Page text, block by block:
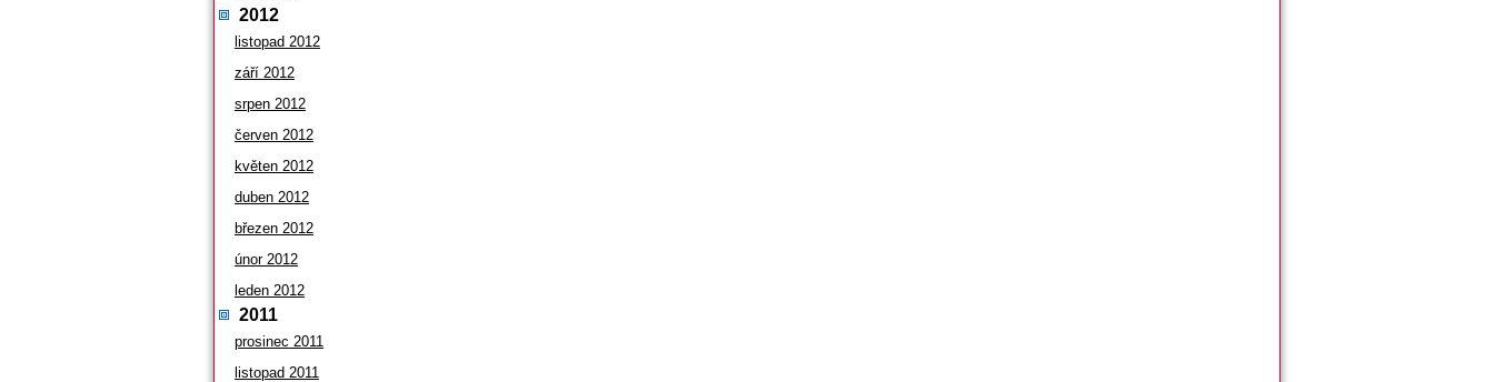
2012
listopad 2012
září 2012
srpen 2012
červen 2012
květen 2012
duben 2012
březen 2012
únor 2012
leden 2012
2011
prosinec 2011
listopad 2011